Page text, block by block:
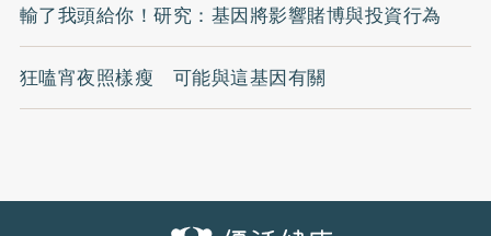
輸了我頭給你！研究：基因將影響賭博與投資行為
狂嗑宵夜照樣瘦 可能與這基因有關